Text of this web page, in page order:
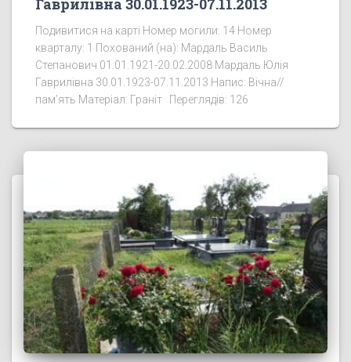
Подивитися на карті Номер могили: 14 Номер
кварталу: 1 Похований (на): Мардаль Василь
Степанович 01.01.1921-20.02.2008 Мардаль Юлія
Гаврилівна 30.01.1923-07.11.2013 Напис: Вічна//
пам’ять Матеріал: Граніт Переглядів: 126